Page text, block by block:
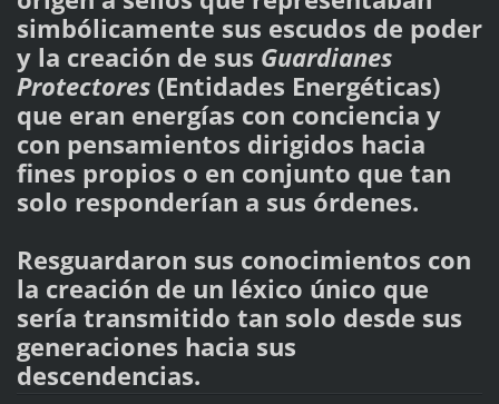
simbólicamente sus escudos de poder
y la creación de sus Guardianes
Protectores(Entidades Energéticas)
que eran energías con conciencia y
con pensamientos dirigidos hacia
fines propios o en conjunto que tan
solo responderían a sus órdenes.
Resguardaron sus conocimientos con
la creación de un léxico único que
sería transmitido tan solo desde sus
generaciones hacia sus
descendencias.